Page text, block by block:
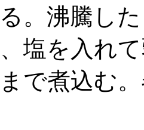
。沸騰し
塩を入れ
で煮込む